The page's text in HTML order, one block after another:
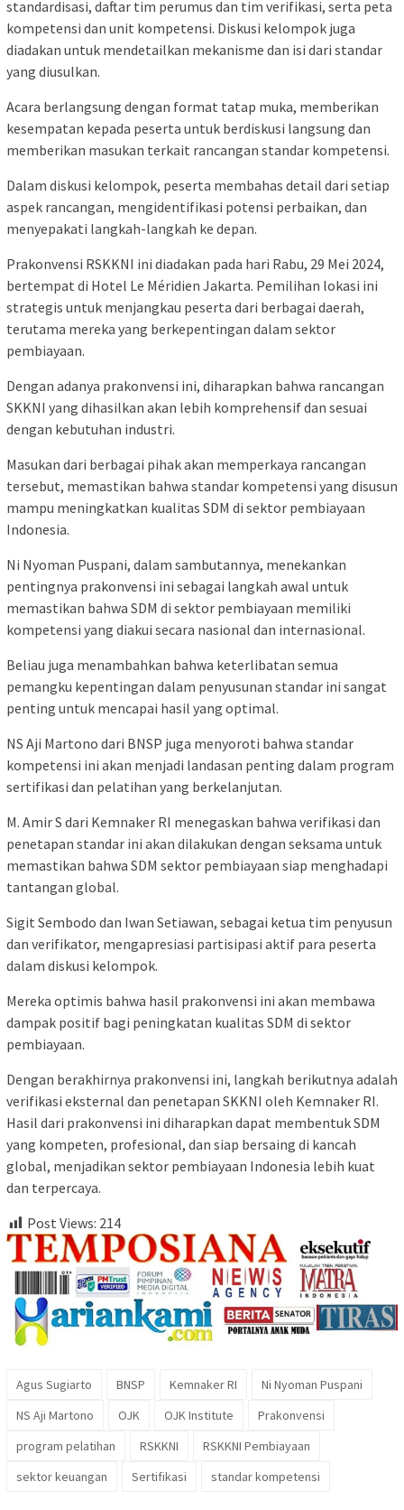
standardisasi, daftar tim perumus dan tim verifikasi, serta peta
kompetensi dan unit kompetensi. Diskusi kelompok juga
diadakan untuk mendetailkan mekanisme dan isi dari standar
yang diusulkan.
Acara berlangsung dengan format tatap muka, memberikan
kesempatan kepada peserta untuk berdiskusi langsung dan
memberikan masukan terkait rancangan standar kompetensi.
Dalam diskusi kelompok, peserta membahas detail dari setiap
aspek rancangan, mengidentifikasi potensi perbaikan, dan
menyepakati langkah-langkah ke depan.
Prakonvensi RSKKNI ini diadakan pada hari Rabu, 29 Mei 2024,
bertempat di Hotel Le Méridien Jakarta. Pemilihan lokasi ini
strategis untuk menjangkau peserta dari berbagai daerah,
terutama mereka yang berkepentingan dalam sektor
pembiayaan.
Dengan adanya prakonvensi ini, diharapkan bahwa rancangan
SKKNI yang dihasilkan akan lebih komprehensif dan sesuai
dengan kebutuhan industri.
Masukan dari berbagai pihak akan memperkaya rancangan
tersebut, memastikan bahwa standar kompetensi yang disusun
mampu meningkatkan kualitas SDM di sektor pembiayaan
Indonesia.
Ni Nyoman Puspani, dalam sambutannya, menekankan
pentingnya prakonvensi ini sebagai langkah awal untuk
memastikan bahwa SDM di sektor pembiayaan memiliki
kompetensi yang diakui secara nasional dan internasional.
Beliau juga menambahkan bahwa keterlibatan semua
pemangku kepentingan dalam penyusunan standar ini sangat
penting untuk mencapai hasil yang optimal.
NS Aji Martono dari BNSP juga menyoroti bahwa standar
kompetensi ini akan menjadi landasan penting dalam program
sertifikasi dan pelatihan yang berkelanjutan.
M. Amir S dari Kemnaker RI menegaskan bahwa verifikasi dan
penetapan standar ini akan dilakukan dengan seksama untuk
memastikan bahwa SDM sektor pembiayaan siap menghadapi
tantangan global.
Sigit Sembodo dan Iwan Setiawan, sebagai ketua tim penyusun
dan verifikator, mengapresiasi partisipasi aktif para peserta
dalam diskusi kelompok.
Mereka optimis bahwa hasil prakonvensi ini akan membawa
dampak positif bagi peningkatan kualitas SDM di sektor
pembiayaan.
Dengan berakhirnya prakonvensi ini, langkah berikutnya adalah
verifikasi eksternal dan penetapan SKKNI oleh Kemnaker RI.
Hasil dari prakonvensi ini diharapkan dapat membentuk SDM
yang kompeten, profesional, dan siap bersaing di kancah
global, menjadikan sektor pembiayaan Indonesia lebih kuat
dan terpercaya.
Post Views: 214
Agus Sugiarto BNSP Kemnaker RI
Ni Nyoman Puspani
NS Aji Martono
OJK OJK Institute
Prakonvensi
program pelatihan
RSKKNI
RSKKNI Pembiayaan
sektor keuangan
Sertifikasi standar kompetensi